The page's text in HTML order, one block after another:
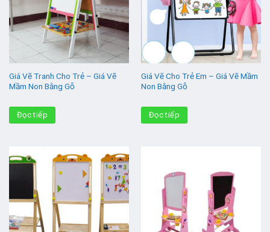
Giá Vẽ Tranh Cho Trẻ – Giá Vẽ
Mầm Non Bằng Gỗ
Đọc tiếp
Giá Vẽ Cho Trẻ Em – Giá Vẽ Mầm
Non Bằng Gỗ
Đọc tiếp